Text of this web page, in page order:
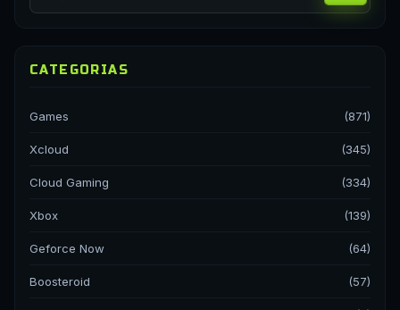
CATEGORIAS
Games (871)
Xcloud (345)
Cloud Gaming (334)
Xbox (139)
Geforce Now (64)
Boosteroid (57)